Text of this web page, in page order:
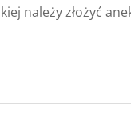
należy złożyć